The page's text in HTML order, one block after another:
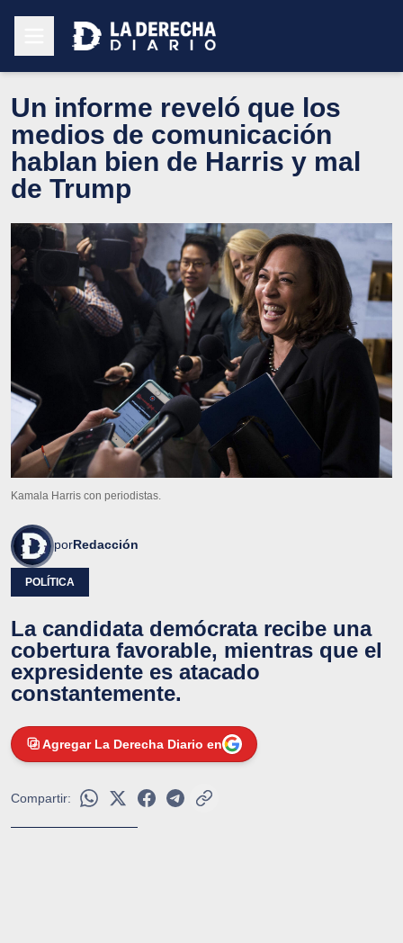
Un informe reveló que los
medios de comunicación
hablan bien de Harris y mal
de Trump
Kamala Harris con periodistas.
porRedacción
POLÍTICA
La candidata demócrata recibe una
cobertura favorable, mientras que el
expresidente es atacado
constantemente.
Agregar La Derecha Diario en
Compartir: